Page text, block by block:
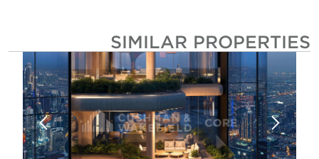
SIMILAR PROPERTIES